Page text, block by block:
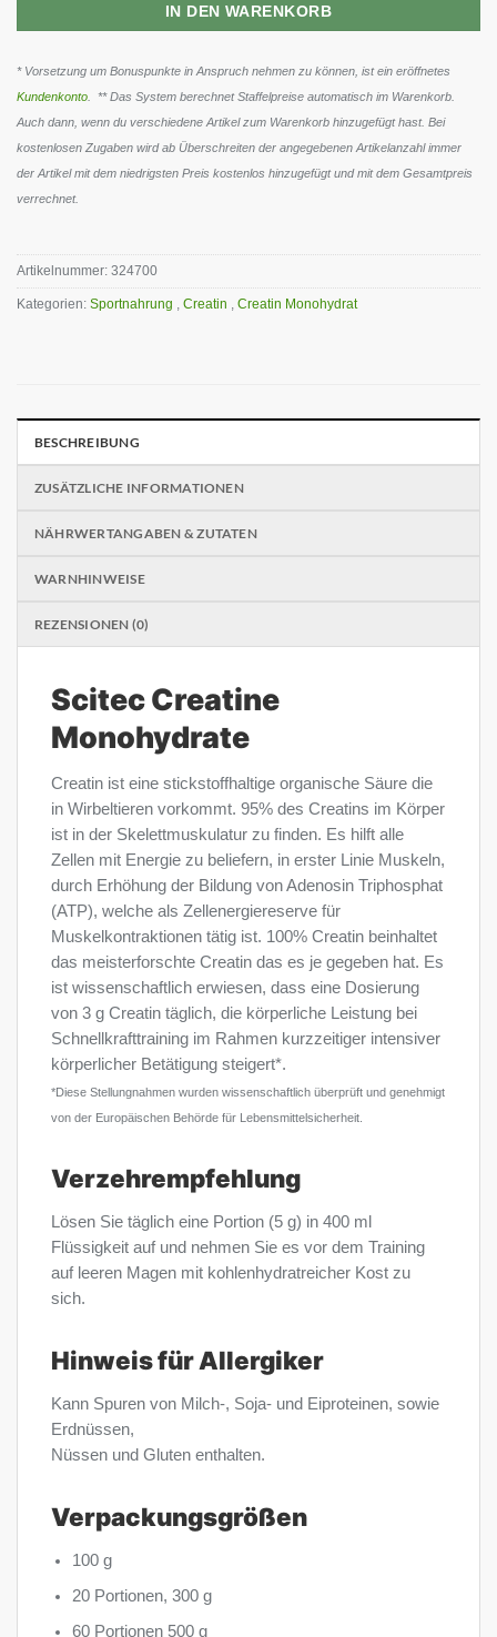
IN DEN WARENKORB
* Vorsetzung um Bonuspunkte in Anspruch nehmen zu können, ist ein eröffnetes
Kundenkonto . ** Das System berechnet Staffelpreise automatisch im Warenkorb.
Auch dann, wenn du verschiedene Artikel zum Warenkorb hinzugefügt hast. Bei
kostenlosen Zugaben wird ab Überschreiten der angegebenen Artikelanzahl immer
der Artikel mit dem niedrigsten Preis kostenlos hinzugefügt und mit dem Gesamtpreis
verrechnet.
Artikelnummer: 324700
Kategorien: Sportnahrung , Creatin , Creatin Monohydrat
BESCHREIBUNG
ZUSÄTZLICHE INFORMATIONEN
NÄHRWERTANGABEN & ZUTATEN
WARNHINWEISE
REZENSIONEN (0)
Scitec Creatine
Monohydrate
Creatin ist eine stickstoffhaltige organische Säure die
in Wirbeltieren vorkommt. 95% des Creatins im Körper
ist in der Skelettmuskulatur zu finden. Es hilft alle
Zellen mit Energie zu beliefern, in erster Linie Muskeln,
durch Erhöhung der Bildung von Adenosin Triphosphat
(ATP), welche als Zellenergiereserve für
Muskelkontraktionen tätig ist. 100% Creatin beinhaltet
das meisterforschte Creatin das es je gegeben hat. Es
ist wissenschaftlich erwiesen, dass eine Dosierung
von 3 g Creatin täglich, die körperliche Leistung bei
Schnellkrafttraining im Rahmen kurzzeitiger intensiver
körperlicher Betätigung steigert*.
*Diese Stellungnahmen wurden wissenschaftlich überprüft und genehmigt
von der Europäischen Behörde für Lebensmittelsicherheit.
Verzehrempfehlung
Lösen Sie täglich eine Portion (5 g) in 400 ml
Flüssigkeit auf und nehmen Sie es vor dem Training
auf leeren Magen mit kohlenhydratreicher Kost zu
sich.
Hinweis für Allergiker
Kann Spuren von Milch-, Soja- und Eiproteinen, sowie
Erdnüssen,
Nüssen und Gluten enthalten.
Verpackungsgrößen
100 g
20 Portionen, 300 g
60 Portionen 500 g